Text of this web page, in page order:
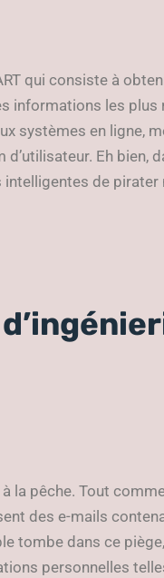
qui consiste à
informations les
systèmes en ligne,
Eh bien,
de
la pêche. Tout
des e-mails
tombe dans ce
personnelles